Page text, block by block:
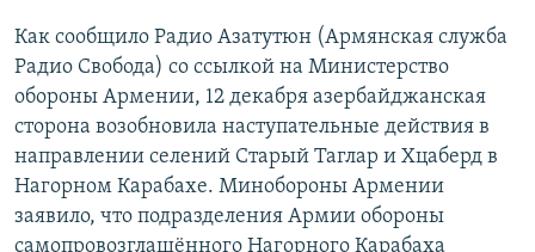
Как сообщило Радио Азатутюн (Армянская служба
Радио Свобода) со ссылкой на Министерство
обороны Армении, 12 декабря азербайджанская
сторона возобновила наступательные действия в
направлении селений Старый Таглар и Хцаберд в
Нагорном Карабахе. Минобороны Армении
заявило, что подразделения Армии обороны
самопровозглашённого Нагорного Карабаха